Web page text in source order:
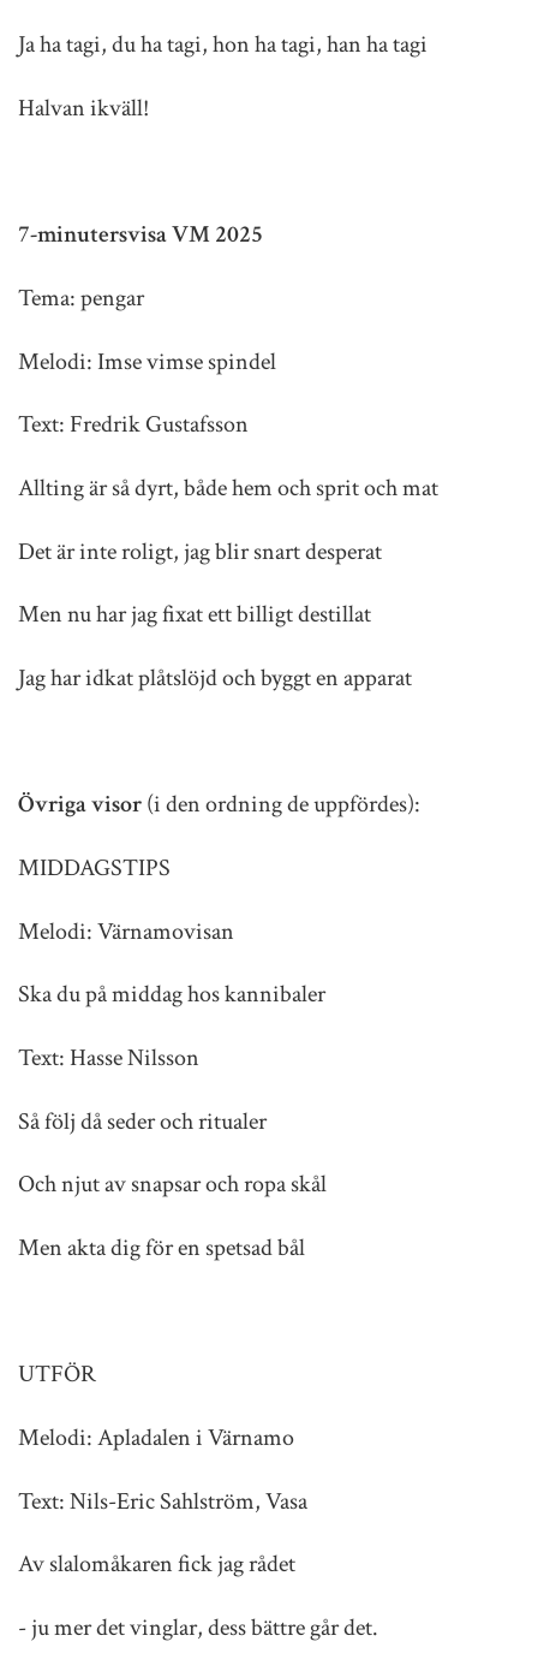
Ja ha tagi, du ha tagi, hon ha tagi, han ha tagi
Halvan ikväll!
7-minutersvisa VM 2025
Tema: pengar
Melodi: Imse vimse spindel
Text: Fredrik Gustafsson
Allting är så dyrt, både hem och sprit och mat
Det är inte roligt, jag blir snart desperat
Men nu har jag fixat ett billigt destillat
Jag har idkat plåtslöjd och byggt en apparat
Övriga visor(i den ordning de uppfördes):
MIDDAGSTIPS
Melodi: Värnamovisan
Ska du på middag hos kannibaler
Text: Hasse Nilsson
Så följ då seder och ritualer
Och njut av snapsar och ropa skål
Men akta dig för en spetsad bål
UTFÖR
Melodi: Apladalen i Värnamo
Text: Nils-Eric Sahlström, Vasa
Av slalomåkaren fick jag rådet
- ju mer det vinglar, dess bättre går det.